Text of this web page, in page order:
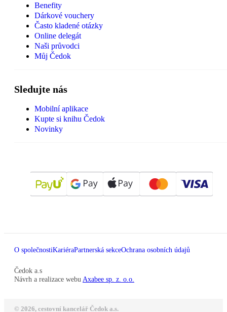
Benefity
Dárkové vouchery
Často kladené otázky
Online delegát
Naši průvodci
Můj Čedok
Sledujte nás
Mobilní aplikace
Kupte si knihu Čedok
Novinky
O společnostiKariéraPartnerská sekceOchrana osobních údajů
Čedok a.s
Návrh a realizace webu Axabee sp. z. o.o.
© 2026, cestovní kancelář Čedok a.s.